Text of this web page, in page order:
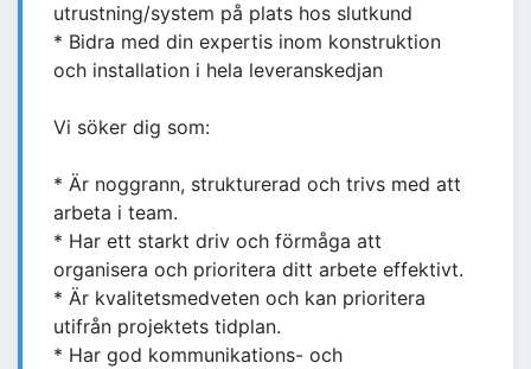
utrustning/system på plats hos slutkund
* Bidra med din expertis inom konstruktion
och installation i hela leveranskedjan
Vi söker dig som:
* Är noggrann, strukturerad och trivs med att
arbeta i team.
* Har ett starkt driv och förmåga att
organisera och prioritera ditt arbete effektivt.
* Är kvalitetsmedveten och kan prioritera
utifrån projektets tidplan.
* Har god kommunikations- och